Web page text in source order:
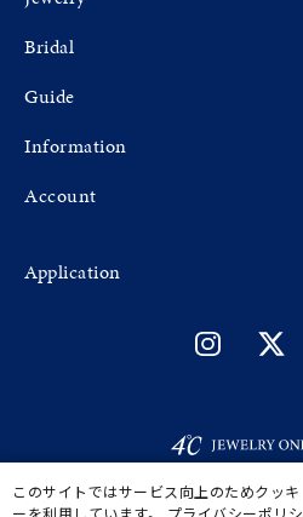
Bridal
Guide
Information
Account
Application
このサイトではサービス向上のためクッキ
ーを利用しています。 プライバシーポリシ